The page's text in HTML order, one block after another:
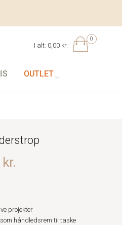
0
I alt: 0,00 kr.
OUTLET
projekter
håndledsrem til taske